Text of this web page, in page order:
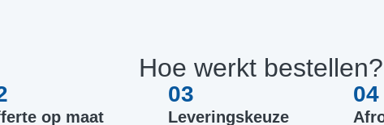
Hoe werkt bestellen?
op maat
03
Leveringskeuze
04